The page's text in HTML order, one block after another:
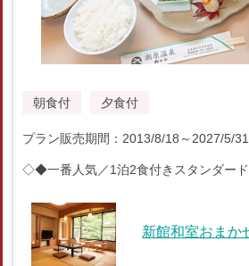
朝食付 夕食付
プラン販売期間：2013/8/18～2027/5/31
◇◆一番人気／1泊2食付きスタンダー
新館和室おまか